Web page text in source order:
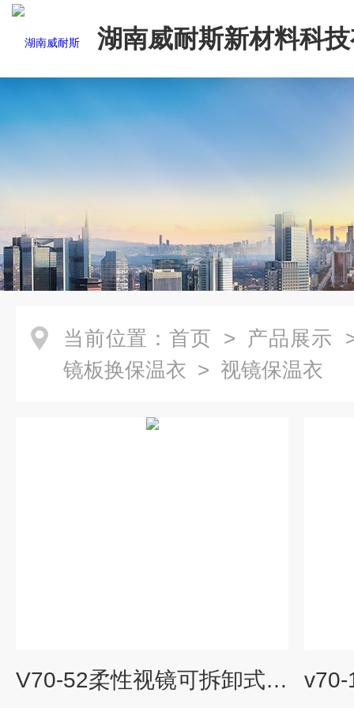
湖南威耐斯新材料科
司
当前位置： 首页 > 产品展示
镜板换保温衣 > 视镜保温衣
V70-52柔性视镜可拆卸式保温套 更多环保材料